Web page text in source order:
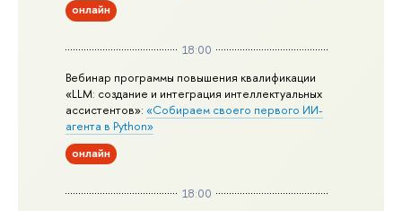
онлайн
18:00
Вебинар программы повышения квалификации
«LLM: создание и интеграция интеллектуальных
ассистентов»:«Собираем своего первого ИИ-
агента в Python»
онлайн
18:00